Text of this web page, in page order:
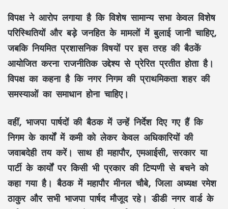
विपक्ष ने आरोप लगाया है कि विशेष सामान्य सभा केवल विशेष
परिस्थितियों और बड़े जनहित के मामलों में बुलाई जानी चाहिए,
जबकि नियमित प्रशासनिक विषयों पर इस तरह की बैठकें
आयोजित करना राजनीतिक उद्देश्य से प्रेरित प्रतीत होता है।
विपक्ष का कहना है कि नगर निगम की प्राथमिकता शहर की
समस्याओं का समाधान होना चाहिए।
वहीं, भाजपा पार्षदों की बैठक में उन्हें निर्देश दिए गए हैं कि
निगम के कार्यों में कमी को लेकर केवल अधिकारियों की
जवाबदेही तय करें। साथ ही महापौर, एमआईसी, सरकार या
पार्टी के कार्यों पर किसी भी प्रकार की टिप्पणी से बचने को
कहा गया है। बैठक में महापौर मीनल चौबे, जिला अध्यक्ष रमेश
ठाकुर और सभी भाजपा पार्षद मौजूद रहे। डीडी नगर वार्ड के